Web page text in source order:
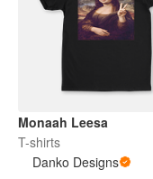
Monaah Leesa
T-shirts
Danko Designs